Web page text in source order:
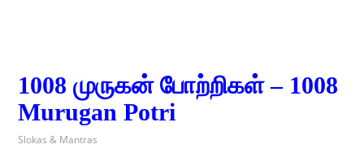
1008 முருகன் போற்றிகள் – 1008
Murugan Potri
Slokas & Mantras